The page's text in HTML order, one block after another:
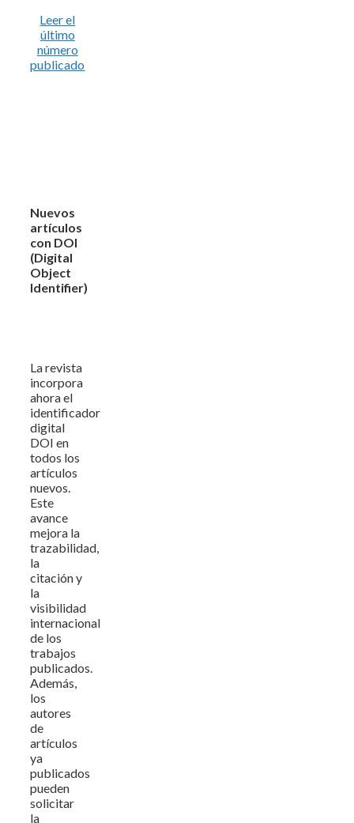
Leer el
último
número
publicado
Nuevos
artículos
con DOI
(Digital
Object
Identifier)
La revista
incorpora
ahora el
identificador
digital
DOI en
todos los
artículos
nuevos.
Este
avance
mejora la
trazabilidad,
la
citación y
la
visibilidad
internacional
de los
trabajos
publicados.
Además,
los
autores
de
artículos
ya
publicados
pueden
solicitar
la